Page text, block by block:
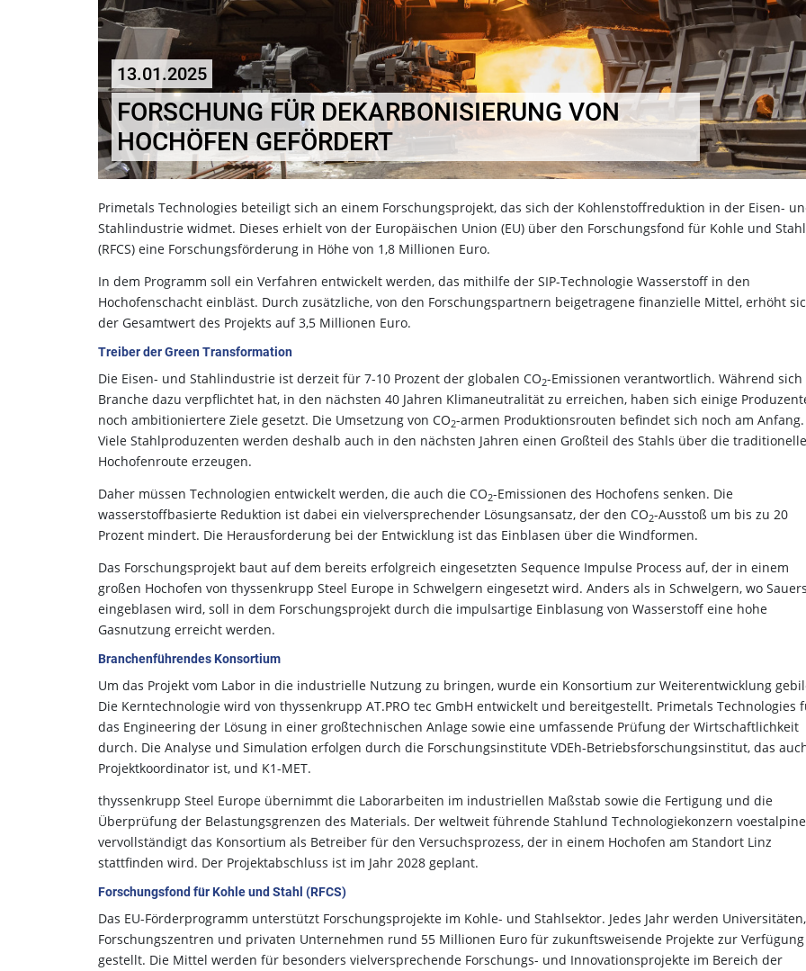
13.01.2025
FORSCHUNG FÜR DEKARBONISIERUNG VON
HOCHÖFEN GEFÖRDERT
Primetals Technologies beteiligt sich an einem Forschungsprojekt, das sich der Kohlenstoffreduktion in der Eisen-
Stahlindustrie widmet. Dieses erhielt von der Europäischen Union (EU) über den Forschungsfond für Kohle und Stahl
(RFCS) eine Forschungsförderung in Höhe von 1,8 Millionen Euro.
In dem Programm soll ein Verfahren entwickelt werden, das mithilfe der SIP-Technologie Wasserstoff in den
Hochofenschacht einbläst. Durch zusätzliche, von den Forschungspartnern beigetragene finanzielle Mittel, erhöht
der Gesamtwert des Projekts auf 3,5 Millionen Euro.
Treiber der Green Transformation
Die Eisen- und Stahlindustrie ist derzeit für 7-10 Prozent der globalen CO2-Emissionen verantwortlich. Während sich
Branche dazu verpflichtet hat, in den nächsten 40 Jahren Klimaneutralität zu erreichen, haben sich einige
noch ambitioniertere Ziele gesetzt. Die Umsetzung von CO2-armen Produktionsrouten befindet sich noch am Anfang.
Viele Stahlproduzenten werden deshalb auch in den nächsten Jahren einen Großteil des Stahls über die traditionelle
Hochofenroute erzeugen.
Daher müssen Technologien entwickelt werden, die auch die CO2-Emissionen des Hochofens senken. Die
wasserstoffbasierte Reduktion ist dabei ein vielversprechender Lösungsansatz, der den CO2-Ausstoß um bis zu 20
Prozent mindert. Die Herausforderung bei der Entwicklung ist das Einblasen über die Windformen.
Das Forschungsprojekt baut auf dem bereits erfolgreich eingesetzten Sequence Impulse Process auf, der in einem
großen Hochofen von thyssenkrupp Steel Europe in Schwelgern eingesetzt wird. Anders als in Schwelgern, wo
eingeblasen wird, soll in dem Forschungsprojekt durch die impulsartige Einblasung von Wasserstoff eine hohe
Gasnutzung erreicht werden.
Branchenführendes Konsortium
Um das Projekt vom Labor in die industrielle Nutzung zu bringen, wurde ein Konsortium zur Weiterentwicklung
Die Kerntechnologie wird von thyssenkrupp AT.PRO tec GmbH entwickelt und bereitgestellt. Primetals Technologies
das Engineering der Lösung in einer großtechnischen Anlage sowie eine umfassende Prüfung der Wirtschaftlichkeit
durch. Die Analyse und Simulation erfolgen durch die Forschungsinstitute VDEh-Betriebsforschungsinstitut, das
Projektkoordinator ist, und K1-MET.
thyssenkrupp Steel Europe übernimmt die Laborarbeiten im industriellen Maßstab sowie die Fertigung und die
Überprüfung der Belastungsgrenzen des Materials. Der weltweit führende Stahlund Technologiekonzern voestalpine
vervollständigt das Konsortium als Betreiber für den Versuchsprozess, der in einem Hochofen am Standort Linz
stattfinden wird. Der Projektabschluss ist im Jahr 2028 geplant.
Forschungsfond für Kohle und Stahl (RFCS)
Das EU-Förderprogramm unterstützt Forschungsprojekte im Kohle- und Stahlsektor. Jedes Jahr werden Universitäten,
Forschungszentren und privaten Unternehmen rund 55 Millionen Euro für zukunftsweisende Projekte zur Verfügung
gestellt. Die Mittel werden für besonders vielversprechende Forschungs- und Innovationsprojekte im Bereich der